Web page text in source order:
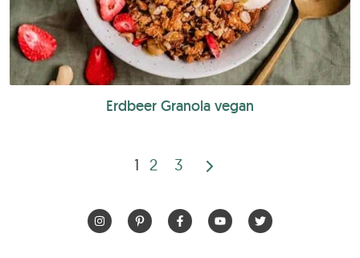
Erdbeer Granola vegan
Beiträge
1 2 3